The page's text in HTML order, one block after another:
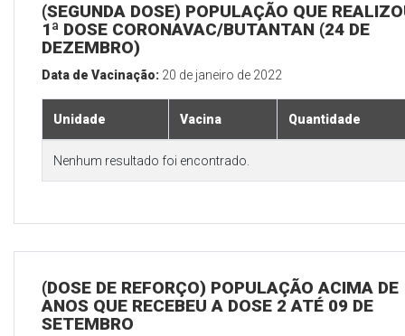
(SEGUNDA DOSE) POPULAÇÃO QUE
1ª DOSE CORONAVAC/BUTANTAN (24 DE
DEZEMBRO)
Data de Vacinação: 20 de janeiro de 2022
Unidade Vacina Quantidade
Nenhum resultado foi encontrado.
(DOSE DE REFORÇO) POPULAÇÃO ACIMA DE
ANOS QUE RECEBEU A DOSE 2 ATÉ 09 DE
SETEMBRO